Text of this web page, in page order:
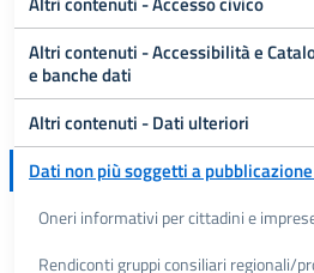
Altri contenuti - Accessibilità e
e banche dati
Altri contenuti - Dati ulteriori
Dati non più soggetti a
Oneri informativi per cittadini e
Rendiconti gruppi consiliari regionali/